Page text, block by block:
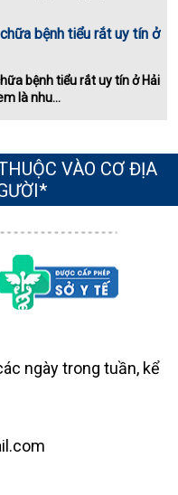
bệnh tiểu rắt uy tín ở
bệnh tiểu rắt uy tín ở Hải
là nhu...
VÀO CƠ ĐỊA
ngày trong tuần, kể